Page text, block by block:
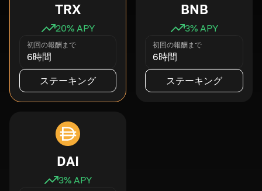
TRX
20% APY
初回の報酬まで
6時間
ステーキング
BNB
3% APY
初回の報酬まで
6時間
ステーキング
DAI
3% APY